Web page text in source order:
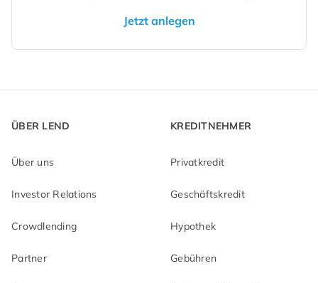
Jetzt anlegen
ÜBER LEND
Über uns
Investor Relations
Crowdlending
Partner
KREDITNEHMER
Privatkredit
Geschäftskredit
Hypothek
Gebühren